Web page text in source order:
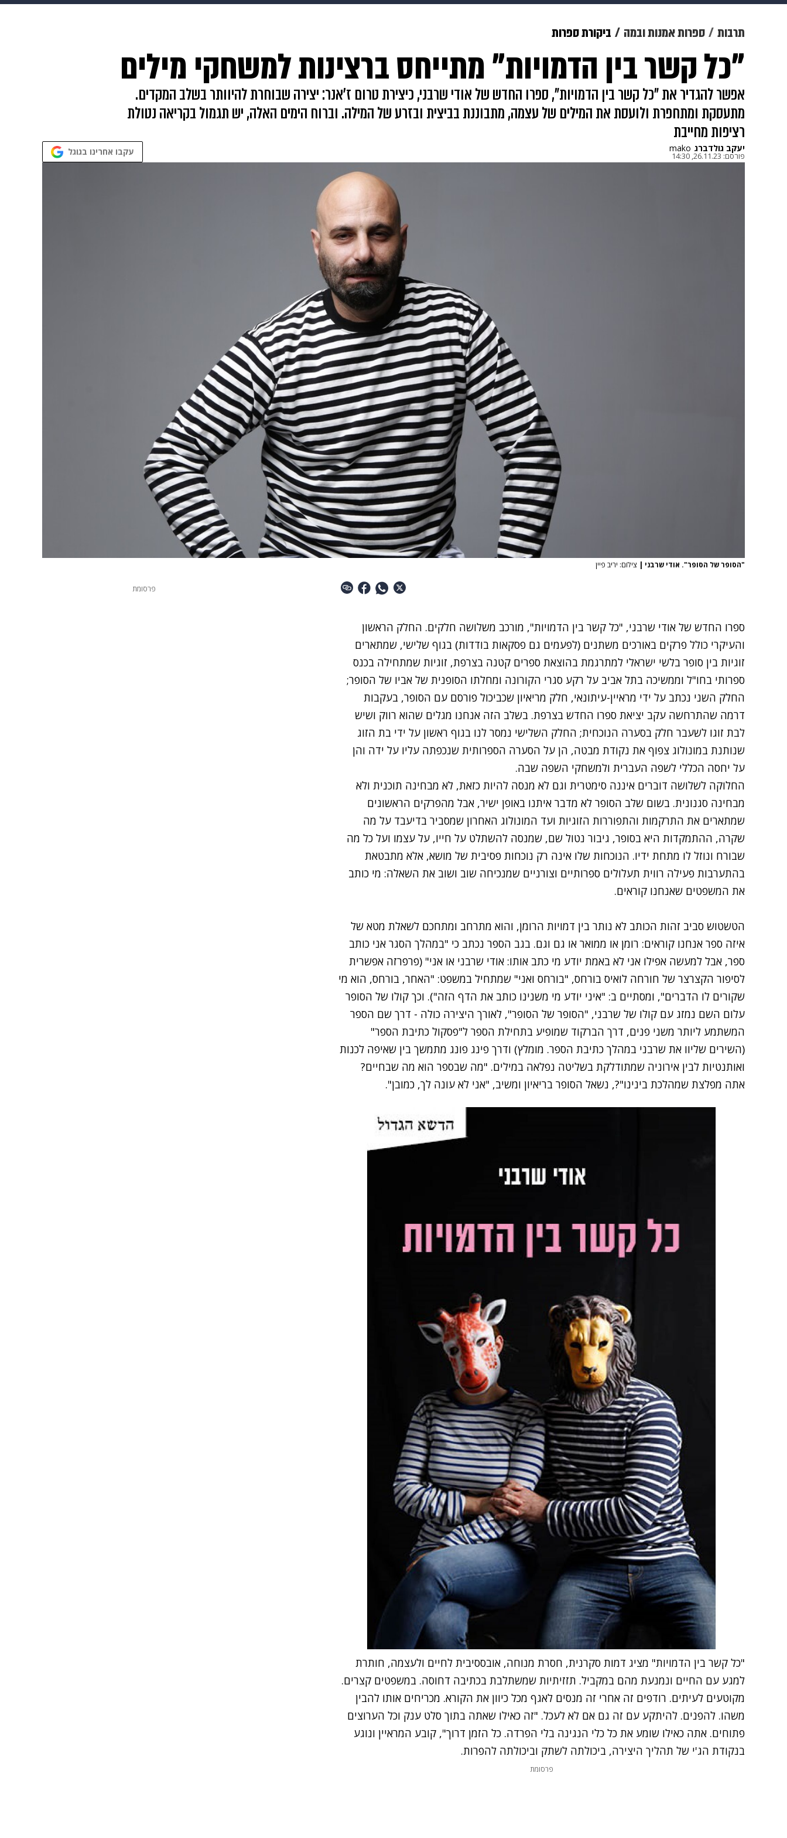
צבא וביטחון makoZ בריאות
ויוה משפט תשעה חודשים מתכונים פרויקטים מיוחדים
תרבות ספרות אמנות ובמה ביקורת ספרות
"כל קשר בין הדמויות" מתייחס ברצינות למשחקי מילים
אפשר להגדיר את "כל קשר בין הדמויות", ספרו החדש של אודי שרבני, כיצירת טרום ז'אנר: יצירה שבוחרת להיוותר בשלב המקדים.
מתעסקת ומתחפרת ולועסת את המילים של עצמה, מתבוננת בביצית ובזרע של המילה. וברוח הימים האלה, יש תגמול בקריאה נטולת
רציפות מחייבת
יעקב גולדברג mako
פורסם: 26.11.23, 14:30 עקבו אחרינו בגוגל
"הסופר של הסופר". אודי שרבני | צילום: יריב פיין
ספרו החדש של אודי שרבני, "כל קשר בין הדמויות", מורכב משלושה חלקים. החלק הראשון
והעיקרי כולל פרקים באורכים משתנים (לפעמים גם פסקאות בודדות) בגוף שלישי, שמתארים
זוגיות בין סופר בלשי ישראלי למתרגמת בהוצאת ספרים קטנה בצרפת, זוגיות שמתחילה בכנס
ספרותי בחו"ל וממשיכה בתל אביב על רקע סגרי הקורונה ומחלתו הסופנית של אביו של הסופר;
החלק השני נכתב על ידי מראיין-עיתונאי, חלק מריאיון שכביכול פורסם עם הסופר, בעקבות
דרמה שהתרחשה עקב יציאת ספרו החדש בצרפת. בשלב הזה אנחנו מגלים שהוא רווק ושיש
לבת זוגו לשעבר חלק בסערה הנוכחית; החלק השלישי נמסר לנו בגוף ראשון על ידי בת הזוג
שנותנת במונולוג צפוף את נקודת מבטה, הן על הסערה הספרותית שנכפתה עליו על ידה והן
על יחסה הכללי לשפה העברית ולמשחקי השפה שבה.
החלוקה לשלושה דוברים איננה סימטרית וגם לא מנסה להיות כזאת, לא מבחינה תוכנית ולא
מבחינה סגנונית. בשום שלב הסופר לא מדבר איתנו באופן ישיר, אבל מהפרקים הראשונים
שמתארים את התרקמות והתפוררות הזוגיות ועד המונולוג האחרון שמסביר בדיעבד על מה
שקרה, ההתמקדות היא בסופר, גיבור נטול שם, שמנסה להשתלט על חייו, על עצמו ועל כל מה
שבורח ונוזל לו מתחת ידיו. הנוכחות שלו אינה רק נוכחות פסיבית של מושא, אלא מתבטאת
בהתערבות פעילה רווית תעלולים ספרותיים וצורניים שמנכיחה שוב ושוב את השאלה: מי כותב
את המשפטים שאנחנו קוראים.
הטשטוש סביב זהות הכותב לא נותר בין דמויות הרומן, והוא מתרחב ומתחכם לשאלת מטא של
איזה ספר אנחנו קוראים: רומן או ממואר או גם וגם. בגב הספר נכתב כי "במהלך הסגר אני כותב
ספר, אבל למעשה אפילו אני לא באמת יודע מי כתב אותו: אודי שרבני או אני" (פרפרזה אפשרית
לסיפור הקצרצר של חורחה לואיס בורחס, "בורחס ואני" שמתחיל במשפט: "האחר, בורחס, הוא מי
שקורים לו הדברים", ומסתיים ב: "איני יודע מי משנינו כותב את הדף הזה"). וכך קולו של הסופר
עלום השם נמזג עם קולו של שרבני, "הסופר של הסופר", לאורך היצירה כולה - דרך שם הספר
המשתמע ליותר משני פנים, דרך הברקוד שמופיע בתחילת הספר ל"פסקול כתיבת הספר"
(השירים שליוו את שרבני במהלך כתיבת הספר. מומלץ) ודרך פינג פונג מתמשך בין שאיפה לכנות
ואותנטיות לבין אירוניה שמתודלקת בשליטה נפלאה במילים. "מה שבספר הוא מה שבחיים?
אתה מפלצת שמהלכת בינינו"?, נשאל הסופר בריאיון ומשיב, "אני לא עונה לך, כמובן".
"כל קשר בין הדמויות" מציג דמות סקרנית, חסרת מנוחה, אובססיבית לחיים ולעצמה, חותרת
למגע עם החיים ונמנעת מהם במקביל. תזזיתיות שמשתלבת בכתיבה דחוסה. במשפטים קצרים.
מקוטעים לעיתים. רודפים זה אחרי זה מנסים לאגף מכל כיוון את הקורא. מכריחים אותו להבין
משהו. להפנים. להיתקע עם זה גם אם לא לעכל. "זה כאילו שאתה בתוך סלט ענק וכל הערוצים
פתוחים. אתה כאילו שומע את כל כלי הנגינה בלי הפרדה. כל הזמן דרוך", קובע המראיין ונוגע
בנקודת הג'י של תהליך היצירה, ביכולתה לשתק וביכולתה להפרות.
פרסומת
פרסומת